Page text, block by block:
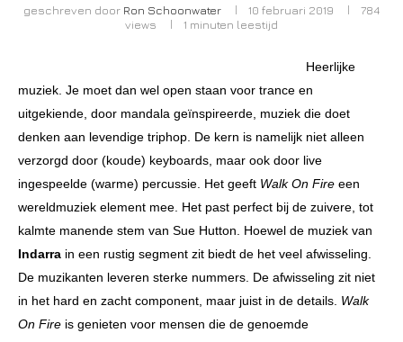
geschreven door Ron Schoonwater 10 februari 2019
784
views
1 minuten leestijd
Heerlijke
muziek. Je moet dan wel open staan voor trance en
uitgekiende, door mandala geïnspireerde, muziek die doet
denken aan levendige triphop. De kern is namelijk niet alleen
verzorgd door (koude) keyboards, maar ook door live
ingespeelde (warme) percussie. Het geeft Walk On Fire een
wereldmuziek element mee. Het past perfect bij de zuivere, tot
kalmte manende stem van Sue Hutton. Hoewel de muziek van
Indarra in een rustig segment zit biedt de het veel afwisseling.
De muzikanten leveren sterke nummers. De afwisseling zit niet
in het hard en zacht component, maar juist in de details. Walk
On Fire is genieten voor mensen die de genoemde